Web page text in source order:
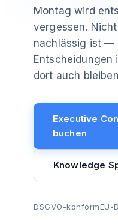
Montag wird
vergessen.
nachlässig ist —
Entscheidungen
dort auch
Executive
buchen
Knowledge
DSGVO-konformEU-